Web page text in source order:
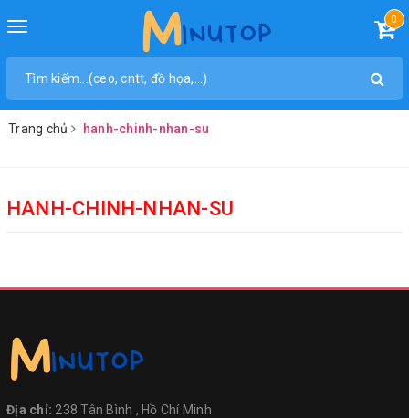
Toggle
0
Trang chủ hanh-chinh-nhan-su
HANH-CHINH-NHAN-SU
Địa chỉ: 238 Tân Bình , Hồ Chí Minh